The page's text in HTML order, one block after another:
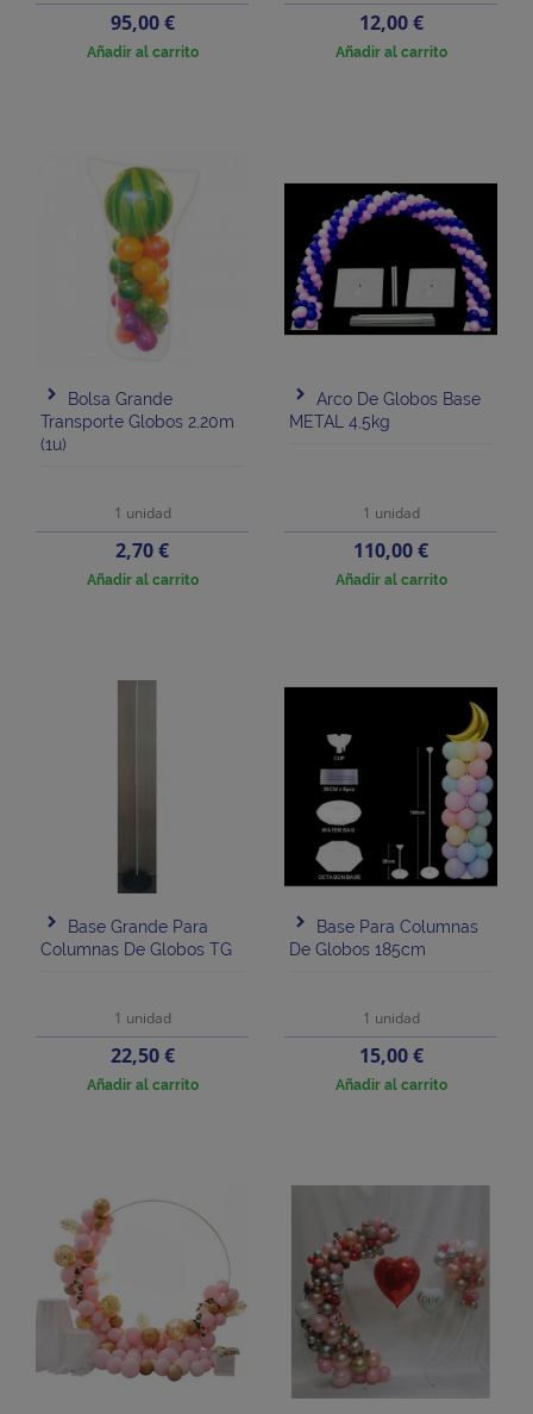
Precio
95,00 €
Añadir al carrito
Precio
12,00 €
Añadir al carrito
Bolsa Grande
Transporte Globos 2,20m
(1u)
1 unidad
Precio
2,70 €
Añadir al carrito
Arco De Globos Base
METAL 4,5kg
1 unidad
Precio
110,00 €
Añadir al carrito
Base Grande Para
Columnas De Globos TG
1 unidad
Precio
22,50 €
Añadir al carrito
Base Para Columnas
De Globos 185cm
1 unidad
Precio
15,00 €
Añadir al carrito